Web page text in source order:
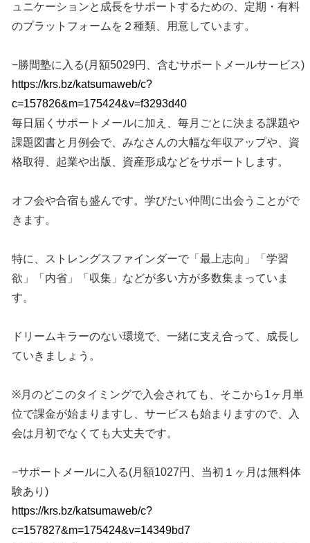
ュニケーションと成長をサポートするための、定期・有料
のプラットフォームを２種類、用意しています。
−勝間塾に入る(月額5029円、含むサポートメールサービス)
https://krs.bz/katsumaweb/c?
c=157826&m=175424&v=f3293d40
毎日届くサポートメールに加え、毎月ごとに決まる課題や
課題図書と月例会で、みなさんの大幅な年収アップや、資
格取得、起業や出版、資産形成などをサポートします。
オフ会や合宿も盛んです。学びたい仲間に出会うことがで
きます。
特に、ストレングスファインダーで「最上志向」「学習
欲」「内省」「収集」などが多い方が多数集まっていま
す。
ドリームキラーのない環境で、一緒に支え合って、成長し
ていきましょう。
※月のどこのタイミングで入会されても、そこから1ヶ月単
位で課金が始まりますし、サービスも始まりますので、入
会は月初でなくても大丈夫です。
−サポートメールに入る(月額1027円、当初１ヶ月は無料体
験あり)
https://krs.bz/katsumaweb/c?
c=157827&m=175424&v=14349bd7